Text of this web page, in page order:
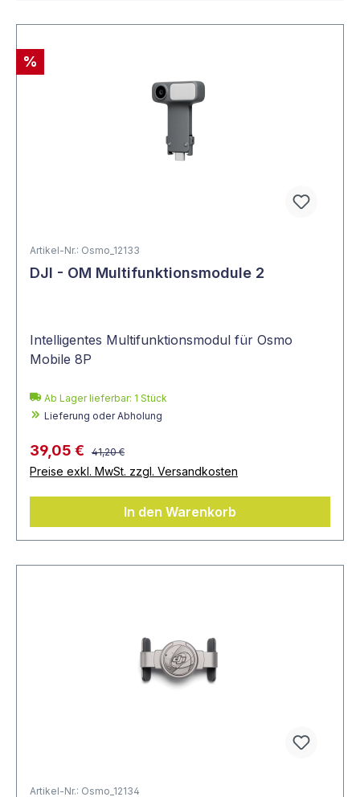
%
Artikel-Nr.: Osmo_12133
DJI - OM Multifunktionsmodule 2
Intelligentes Multifunktionsmodul für Osmo
Mobile 8P
Ab Lager lieferbar: 1 Stück
Lieferung oder Abholung
39,05 € 41,20 €
Preise exkl. MwSt. zzgl. Versandkosten
In den Warenkorb
Artikel-Nr.: Osmo_12134